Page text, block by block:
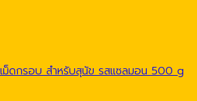
ม็ดกรอบ สำหรับสุนัข รสแซลมอน 500 g